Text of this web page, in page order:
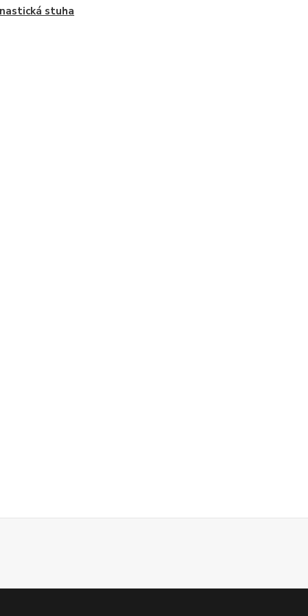
stuha